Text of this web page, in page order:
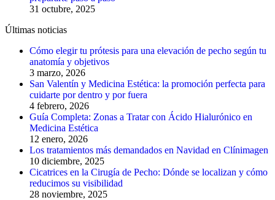
31 octubre, 2025
Últimas noticias
Cómo elegir tu prótesis para una elevación de pecho según tu
anatomía y objetivos
3 marzo, 2026
San Valentín y Medicina Estética: la promoción perfecta para
cuidarte por dentro y por fuera
4 febrero, 2026
Guía Completa: Zonas a Tratar con Ácido Hialurónico en
Medicina Estética
12 enero, 2026
Los tratamientos más demandados en Navidad en Clínimagen
10 diciembre, 2025
Cicatrices en la Cirugía de Pecho: Dónde se localizan y cómo
reducimos su visibilidad
28 noviembre, 2025